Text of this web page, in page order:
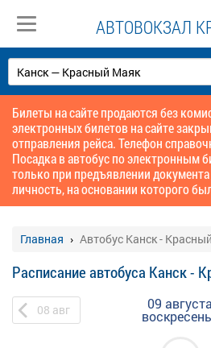
АВТОВОКЗАЛ
Билеты на сайте продаются без
электронных билетов на сайте
отправления рейса. Телефон
Посадка в автобус по электронным
только при предъявлении
личность, на основании которого
Главная Автобус Канск -
Расписание автобуса Канск -
08 авг 09 августа